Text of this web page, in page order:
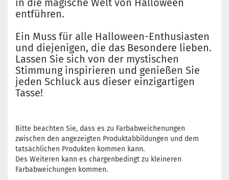
in die magische Welt von Halloween
entführen.
Ein Muss für alle Halloween-Enthusiasten
und diejenigen, die das Besondere lieben.
Lassen Sie sich von der mystischen
Stimmung inspirieren und genießen Sie
jeden Schluck aus dieser einzigartigen
Tasse!
Bitte beachten Sie, dass es zu Farbabweichenungen
zwischen den angezeigten Produktabbildungen und dem
tatsächlichen Produkten kommen kann.
Des Weiteren kann es chargenbedingt zu kleineren
Farbabweichungen kommen.